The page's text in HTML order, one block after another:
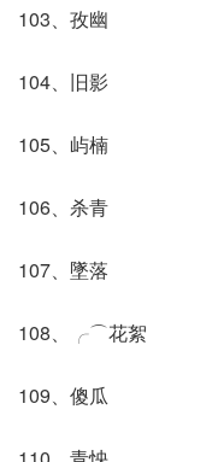
103、孜幽
104、旧影
105、屿楠
106、杀青
107、墜落
108、╭⌒花絮
109、傻瓜